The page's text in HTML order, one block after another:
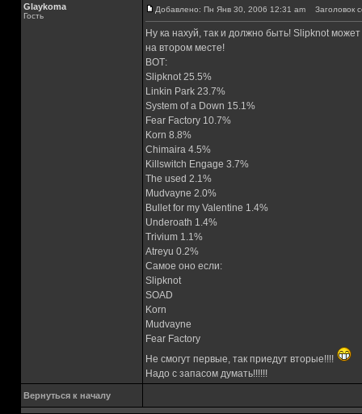
Glaykoma
Гость
Добавлено: Пн Янв 30, 2006 12:31 am Заголовок
Ну ка нахуй, так и должно быть! Slipknot
на втором месте!
ВОТ:
Slipknot 25.5%
Linkin Park 23.7%
System of a Down 15.1%
Fear Factory 10.7%
Korn 8.8%
Chimaira 4.5%
Killswitch Engage 3.7%
The used 2.1%
Mudvayne 2.0%
Bullet for my Valentine 1.4%
Underoath 1.4%
Trivium 1.1%
Atreyu 0.2%
Самое оно если:
Slipknot
SOAD
Korn
Mudvayne
Fear Factory
Не смогут первые, так приедут вторые!!!!
Надо с запасом думать!!!!!!
Вернуться к началу